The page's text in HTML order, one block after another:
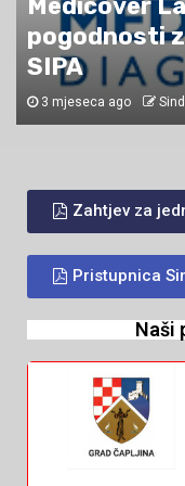
Medicover
pogodnosti
SIPA
3 mjeseca ago
Zahtjev za
Pristupnica
Naši